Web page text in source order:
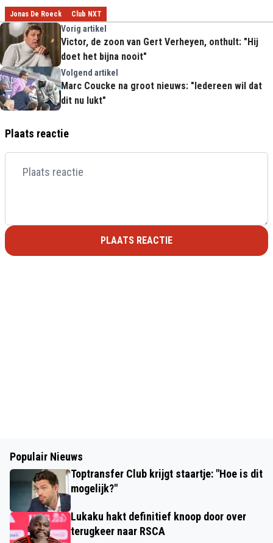
Jonas De Roeck Club NXT
Vorig artikel
Victor, de zoon van Gert Verheyen, onthult: "Hij
doet het bijna nooit"
Volgend artikel
Marc Coucke na groot nieuws: "Iedereen wil dat
dit nu lukt"
Plaats reactie
PLAATS REACTIE
Populair Nieuws
Toptransfer Club krijgt staartje: "Hoe is dit
mogelijk?"
Lukaku hakt definitief knoop door over
terugkeer naar RSCA